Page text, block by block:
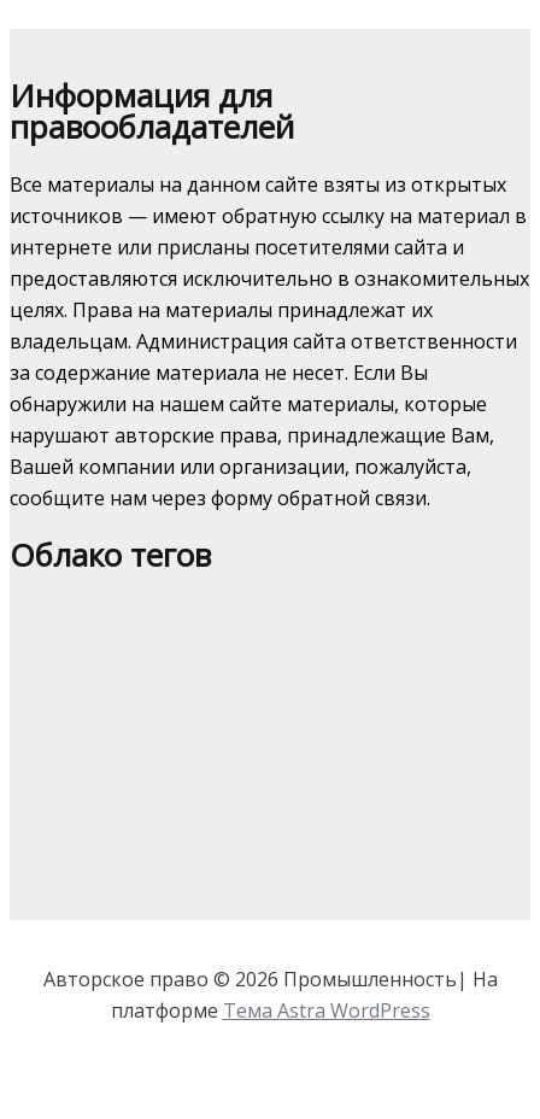
Информация для
правообладателей
Все материалы на данном сайте взяты из открытых
источников — имеют обратную ссылку на материал в
интернете или присланы посетителями сайта и
предоставляются исключительно в ознакомительных
целях. Права на материалы принадлежат их
владельцам. Администрация сайта ответственности
за содержание материала не несет. Если Вы
обнаружили на нашем сайте материалы, которые
нарушают авторские права, принадлежащие Вам,
Вашей компании или организации, пожалуйста,
сообщите нам через форму обратной связи.
Облако тегов
Авторское право © 2026 Промышленность| На
платформе Тема Astra WordPress